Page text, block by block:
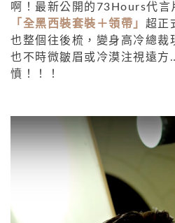
啊！最新公開的73Hours代言
「全黑西裝套裝＋領帶」 超正
也整個往後梳，變身高冷總裁
也不時微皺眉或冷漠注視遠方
憤！！！